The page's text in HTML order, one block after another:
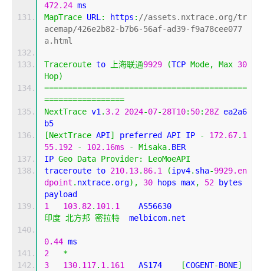
472.24 ms
MapTrace URL: https : //assets.nxtrace.org/tr
acemap/426e2b82-b7b6-56af-ad39-f9a78cee077
a.html
Traceroute to 上海联通9929 (TCP Mode, Max 30
Hop)
===========================================
=================
NextTrace v1. 3.2 2024-07-28T10: 50: 28Z ea2a6
b5
[NextTrace API] preferred API IP - 172.67. 1
55.192
- 102.16ms - Misaka. BER
IP Geo Data Provider:
LeoMoeAPI
traceroute to 210.13. 86.1 (ipv4. sha-9929.en
dpoint . nxtrace. org), 30 hops max, 52 bytes
payload
1
103.82. 101.1
印度 北方邦 密拉特
  melbicom
. net
0.44 ms
2
*
3
130.117. 1.161
   AS174
[COGENT-BONE]